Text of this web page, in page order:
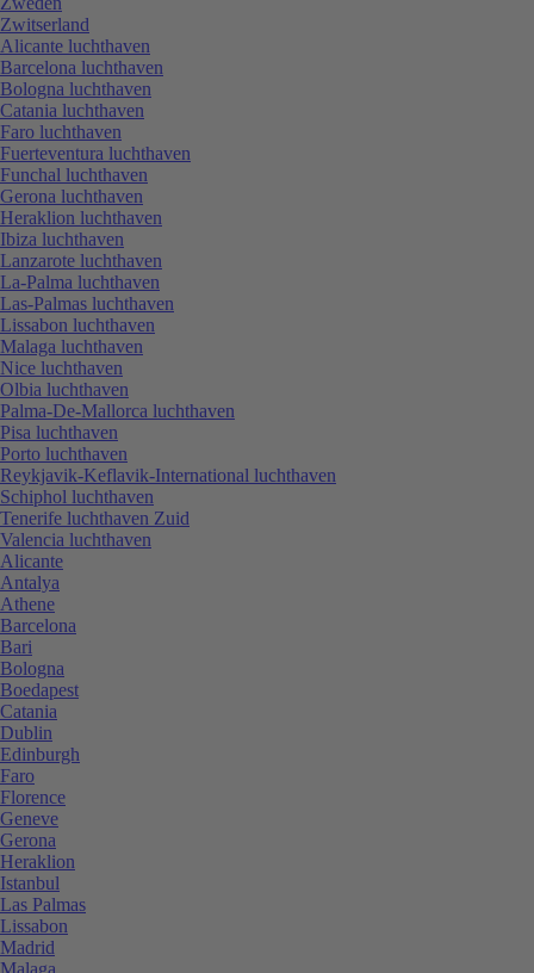
Zwitserland
Alicante luchthaven
Barcelona luchthaven
Bologna luchthaven
Catania luchthaven
Faro luchthaven
Fuerteventura luchthaven
Funchal luchthaven
Gerona luchthaven
Heraklion luchthaven
Ibiza luchthaven
Lanzarote luchthaven
La-Palma luchthaven
Las-Palmas luchthaven
Lissabon luchthaven
Malaga luchthaven
Nice luchthaven
Olbia luchthaven
Palma-De-Mallorca luchthaven
Pisa luchthaven
Porto luchthaven
Reykjavik-Keflavik-International luchthaven
Schiphol luchthaven
Tenerife luchthaven Zuid
Valencia luchthaven
Alicante
Antalya
Athene
Barcelona
Bari
Bologna
Boedapest
Catania
Dublin
Edinburgh
Faro
Florence
Geneve
Gerona
Heraklion
Istanbul
Las Palmas
Lissabon
Madrid
Malaga